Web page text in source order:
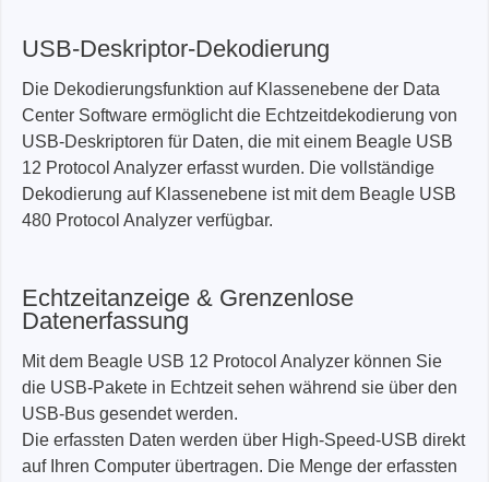
USB-Deskriptor-Dekodierung
Die Dekodierungsfunktion auf Klassenebene der Data
Center Software ermöglicht die Echtzeitdekodierung von
USB-Deskriptoren für Daten, die mit einem Beagle USB
12 Protocol Analyzer erfasst wurden. Die vollständige
Dekodierung auf Klassenebene ist mit dem Beagle USB
480 Protocol Analyzer verfügbar.
Echtzeitanzeige & Grenzenlose
Datenerfassung
Mit dem Beagle USB 12 Protocol Analyzer können Sie
die USB-Pakete in Echtzeit sehen während sie über den
USB-Bus gesendet werden.
Die erfassten Daten werden über High-Speed-USB direkt
auf Ihren Computer übertragen. Die Menge der erfassten